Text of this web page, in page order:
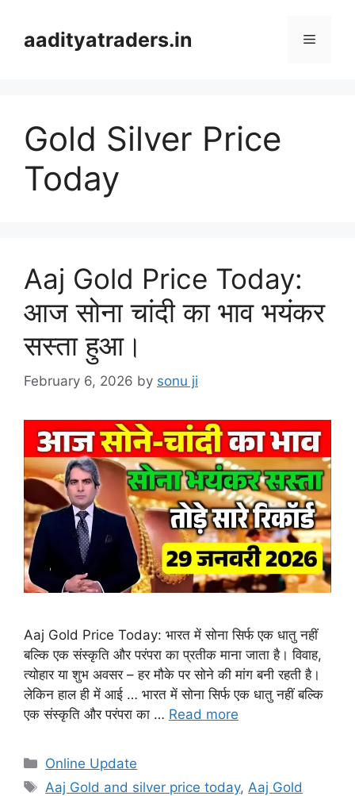
contentaadityatraders.in Menu
Gold Silver Price
Today
Aaj Gold Price Today:
आज सोना चांदी का भाव भयंकर
सस्ता हुआ।
February 6, 2026 by sonu ji
Aaj Gold Price Today: भारत में सोना सिर्फ एक धातु नहीं
बल्कि एक संस्कृति और परंपरा का प्रतीक माना जाता है। विवाह,
त्योहार या शुभ अवसर – हर मौके पर सोने की मांग बनी रहती है।
लेकिन हाल ही में आई … भारत में सोना सिर्फ एक धातु नहीं बल्कि
एक संस्कृति और परंपरा का … Read more
Categories
Online Update
Tags
Aaj Gold and silver price today, Aaj Gold